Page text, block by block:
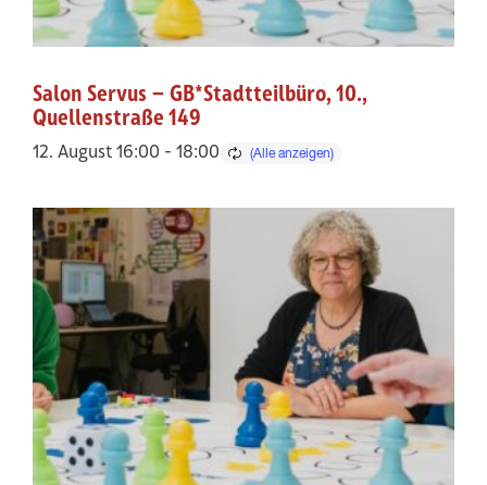
Salon Servus – GB*Stadtteilbüro, 10.,
Quellenstraße 149
12. August 16:00 - 18:00